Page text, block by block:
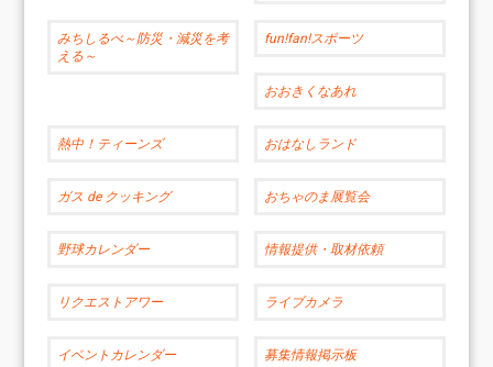
みちしるべ～防災・減災を考
える～
fun!fan!スポーツ
おおきくなあれ
熱中！ティーンズ おはなしランド
ガス de クッキング おちゃのま展覧会
野球カレンダー 情報提供・取材依頼
リクエストアワー ライブカメラ
イベントカレンダー 募集情報掲示板